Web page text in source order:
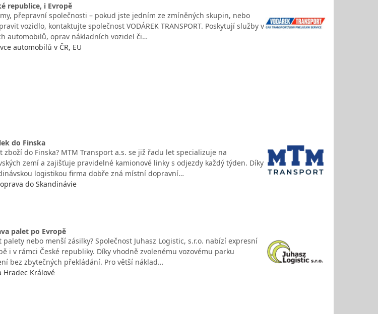
republice, i Evropě
přepravní společnosti – pokud jste jedním ze zmíněných skupin, nebo
vozidlo, kontaktujte společnost VODÁREK TRANSPORT. Poskytují služby v
automobilů, oprav nákladních vozidel či…
automobilů v ČR, EU
do Finska
do Finska? MTM Transport a.s. se již řadu let specializuje na
zemí a zajišťuje pravidelné kamionové linky s odjezdy každý týden. Díky
logistikou firma dobře zná místní dopravní…
do Skandinávie
palet po Evropě
nebo menší zásilky? Společnost Juhasz Logistic, s.r.o. nabízí expresní
i v rámci České republiky. Díky vhodně zvolenému vozovému parku
bez zbytečných překládání. Pro větší náklad…
Hradec Králové